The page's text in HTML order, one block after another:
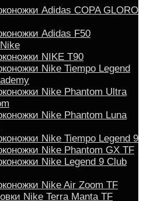
Adidas COPA GLORO
Adidas F50
NIKE T90
Nike Tiempo Legend
Nike Phantom Ultra
Nike Phantom Luna
Nike Tiempo Legend 9
Nike Phantom GX TF
Nike Legend 9 Club
Nike Air Zoom TF
Nike Terra Manta TF